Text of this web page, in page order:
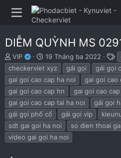
DIỄM QUỲNH MS
B
ắ
t
đ
ầ
u
VIP
N
g
à
y
b
ắ
t
đ
ầ
u
19 Tháng ba 2022
h
ẻ
checkerviet xyz
gái gọi
gái gọi
gai goi cao cap ha noi
gai goi cao
gai goi cao cap hn
gai goi cao
gai goi cao cap tai ha noi
gái gọi
gái gọi phố cổ
gái gọi vip
sdt gai goi ha noi
so dien thoai
video gai goi ha noi